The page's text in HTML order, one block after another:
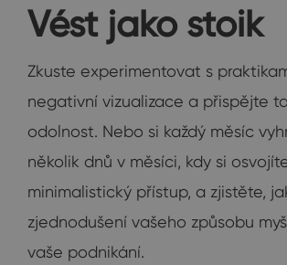
Vést jako stoik
Zkuste experimentovat s
negativní vizualizace a přispějte
odolnost. Nebo si každý měsíc
několik dnů v měsíci, kdy si
minimalistický přístup, a zjistěte,
zjednodušení vašeho způsobu
vaše podnikání.